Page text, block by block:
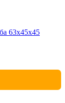
63х45х45